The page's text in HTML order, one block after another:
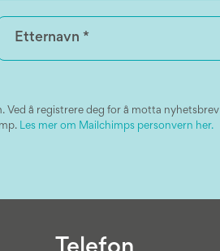
å registrere deg for å motta nyhetsbrev
Les mer om Mailchimps personvern her.